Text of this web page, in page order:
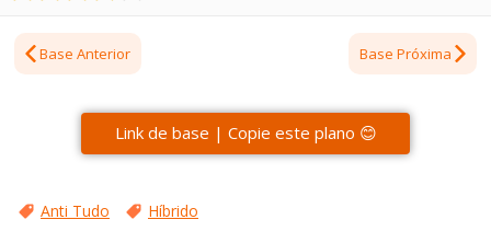
Base Anterior Base Próxima
Link de base | Copie este plano 😊
Anti Tudo Híbrido